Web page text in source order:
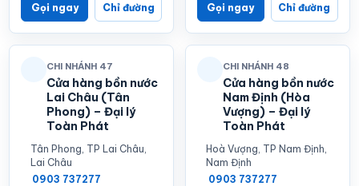
Gọi ngay Chỉ đường Gọi ngay Chỉ đường
CHI NHÁNH 47
Cửa hàng bồn nước
Lai Châu (Tân
Phong) – Đại lý
Toàn Phát
Tân Phong, TP Lai Châu,
Lai Châu
0903 737277
CHI NHÁNH 48
Cửa hàng bồn nước
Nam Định (Hòa
Vượng) – Đại lý
Toàn Phát
Hoà Vượng, TP Nam Định,
Nam Định
0903 737277